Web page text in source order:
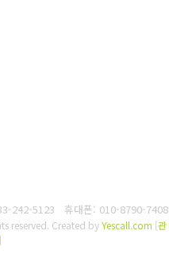
242-5123 휴대폰: 010-8790-7408
reserved. Created byYescall.com [관
]